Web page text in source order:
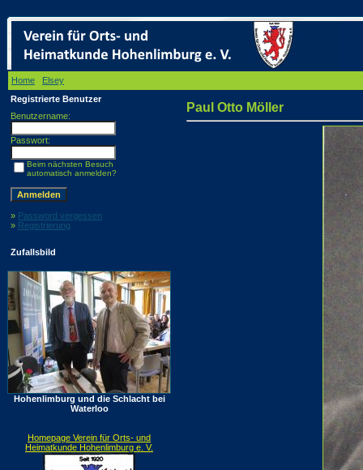
Home Elsey
Registrierte Benutzer
Benutzername:
Passwort:
Beim nächsten Besuch
automatisch anmelden?
» Password vergessen
» Registrierung
Zufallsbild
Hohenlimburg und die Schlacht bei
Waterloo
Homepage Verein für Orts- und
Heimatkunde Hohenlimburg e. V.
Paul Otto Möller